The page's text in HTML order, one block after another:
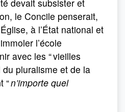
devait subsister et
le Concile penserait,
à l’État national et
l’école
avec les “ vieilles
du pluralisme et de la
“n’importe quel